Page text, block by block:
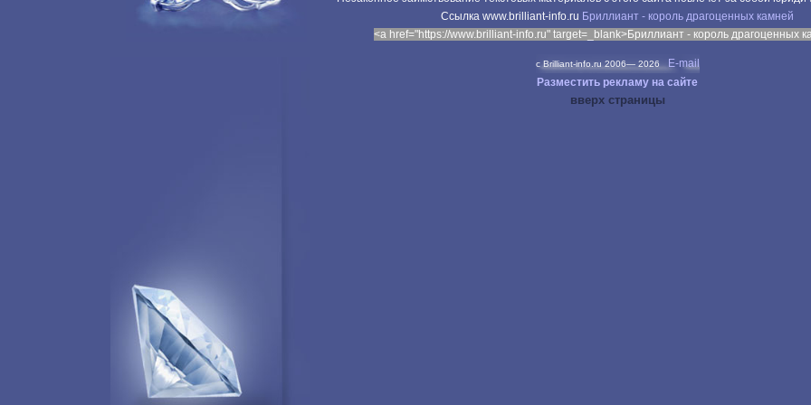
Cсылка www.brilliant-info.ru Бриллиант - король драгоценных камней
<a href="https://www.brilliant-info.ru" target=_blank>Бриллиант - король драгоценных
c Brilliant-info.ru 2006— 2026
E-mail
Разместить рекламу на сайте
вверх страницы